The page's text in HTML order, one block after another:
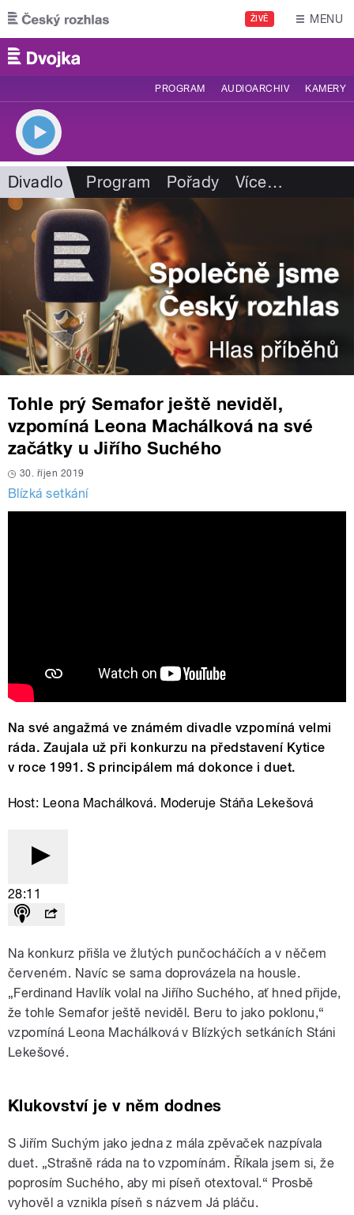
Přejít k hlavnímu obsahu
ŽIVĚ MENU
PROGRAM AUDIOARCHIV KAMERY
Divadlo Program Pořady Více…
Tohle prý Semafor ještě neviděl,
vzpomíná Leona Machálková na své
začátky u Jiřího Suchého
30. říjen 2019
Blízká setkání
Na své angažmá ve známém divadle vzpomíná velmi
ráda. Zaujala už při konkurzu na představení Kytice
v roce 1991. S principálem má dokonce i duet.
Host: Leona Machálková. Moderuje Stáňa Lekešová
28:11
Na konkurz přišla ve žlutých punčocháčích a v něčem
červeném. Navíc se sama doprovázela na housle.
„Ferdinand Havlík volal na Jiřího Suchého, ať hned přijde,
že tohle Semafor ještě neviděl. Beru to jako poklonu,“
vzpomíná Leona Machálková v Blízkých setkáních Stáni
Lekešové.
Klukovství je v něm dodnes
S Jiřím Suchým jako jedna z mála zpěvaček nazpívala
duet. „Strašně ráda na to vzpomínám. Říkala jsem si, že
poprosím Suchého, aby mi píseň otextoval.“ Prosbě
vyhověl a vznikla píseň s názvem Já pláču.